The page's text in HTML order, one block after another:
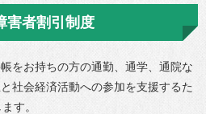
害者割引制度
をお持ちの方の通勤、通学、通院な
社会経済活動への参加を支援するた
す。